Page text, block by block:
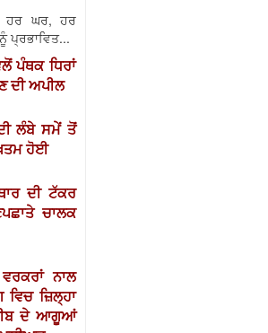
ਹਰ ਘਰ, ਹਰ
ਪ੍ਰਭਾਵਿਤ...
ਪੰਥਕ ਧਿਰਾਂ
ਦੀ ਅਪੀਲ
ਲੰਬੇ ਸਮੇਂ ਤੋਂ
ਹੋਈ
ਦੀ ਟੱਕਰ
ਚਾਲਕ
ਨਾਲ
ਵਿਚ ਜ਼ਿਲ੍ਹਾ
ਦੇ ਆਗੂਆਂ